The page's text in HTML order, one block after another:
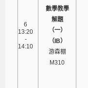
6
13:20
-
14:10
數學教學
解題
（一）
（IB）
游森棚
M310